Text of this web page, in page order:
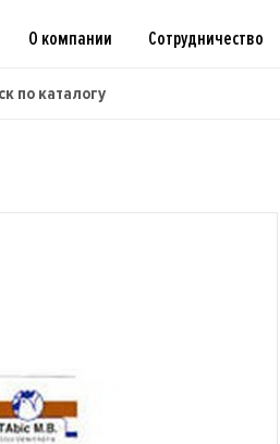
О компании Сотрудничество